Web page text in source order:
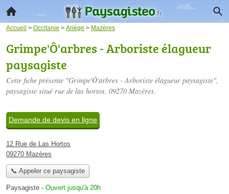
Accueil > Occitanie > Ariège > Mazères
Grimpe'Ô'arbres - Arboriste élagueur
paysagiste
Cette fiche présente "Grimpe'Ô'arbres - Arboriste élagueur paysagiste",
paysagiste situé rue de las hortos, 09270 Mazères.
Demande de devis en ligne
12 Rue de Las Hortos
09270 Mazères
📞 Appeler ce paysagiste
Paysagiste - Ouvert jusqu'à 20h